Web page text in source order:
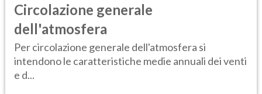
Circolazione generale
dell'atmosfera
Per circolazione generale dell'atmosfera si
intendono le caratteristiche medie annuali dei venti
e d...